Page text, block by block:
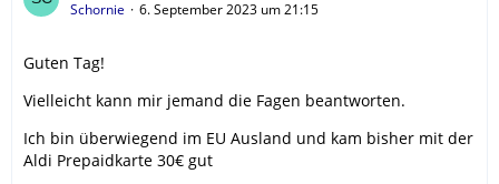
Schornie 6. September 2023 um 21:15
Guten Tag!
Vielleicht kann mir jemand die Fagen beantworten.
Ich bin überwiegend im EU Ausland und kam bisher mit der
Aldi Prepaidkarte 30€ gut